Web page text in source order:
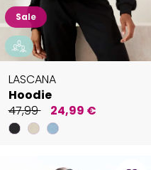
Sale
LASCANA
Hoodie
47,99
24,99 €